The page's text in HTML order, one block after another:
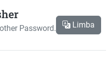
Password. Limba